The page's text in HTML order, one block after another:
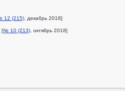
12 (215) , декабрь 2018]
[№ 10 (213) , октябрь 2018]